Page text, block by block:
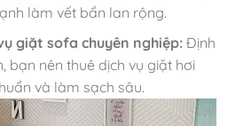
làm vết bẩn lan rộng.
giặt sofa chuyên nghiệp:Định
bạn nên thuê dịch vụ giặt hơi
và làm sạch sâu.